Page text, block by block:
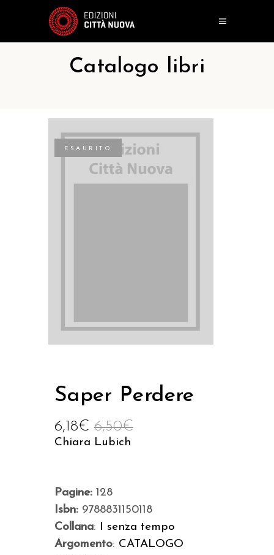
Catalogo libri
ESAURITO
Saper Perdere
6,50€
6,18€
Chiara Lubich
Pagine: 128
Isbn: 9788831150118
Collana: I senza tempo
Argomento: CATALOGO